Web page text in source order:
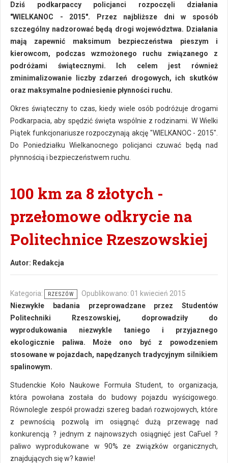
Dziś podkarpaccy policjanci rozpoczęli działania
"WIELKANOC - 2015". Przez najbliższe dni w sposób
szczególny nadzorować będą drogi województwa. Działania
mają zapewnić maksimum bezpieczeństwa pieszym i
kierowcom, podczas wzmożonego ruchu związanego z
podróżami świątecznymi. Ich celem jest również
zminimalizowanie liczby zdarzeń drogowych, ich skutków
oraz maksymalne podniesienie płynności ruchu.
Okres świąteczny to czas, kiedy wiele osób podróżuje drogami
Podkarpacia, aby spędzić święta wspólnie z rodzinami. W Wielki
Piątek funkcjonariusze rozpoczynają akcję "WIELKANOC - 2015".
Do Poniedziałku Wielkanocnego policjanci czuwać będą nad
płynnością i bezpieczeństwem ruchu.
100 km za 8 złotych -
przełomowe odkrycie na
Politechnice Rzeszowskiej
Autor: Redakcja
Kategoria: RZESZÓW
Opublikowano: 01 kwiecień 2015
Niezwykłe badania przeprowadzane przez Studentów
Politechniki Rzeszowskiej, doprowadziły do
wyprodukowania niezwykle taniego i przyjaznego
ekologicznie paliwa. Może ono być z powodzeniem
stosowane w pojazdach, napędzanych tradycyjnym silnikiem
spalinowym.
Studenckie Koło Naukowe Formuła Student, to organizacja,
która powołana została do budowy pojazdu wyścigowego.
Równolegle zespół prowadzi szereg badań rozwojowych, które
z pewnością pozwolą im osiągnąć dużą przewagę nad
konkurencją ? jednym z najnowszych osiągnięć jest CaFuel ?
paliwo wyprodukowane w 90% ze związków organicznych,
znajdujących się w? kawie!